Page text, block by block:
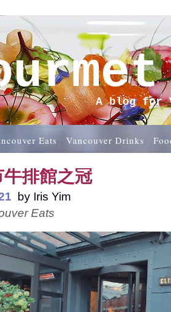
A blog for
Eats Vancouver Drinks
排館之冠
by Iris Yim
Eats